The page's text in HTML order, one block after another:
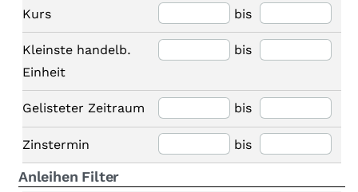
Kurs bis
Kleinste handelb.
Einheit
bis
Gelisteter Zeitraum bis
Zinstermin bis
Anleihen Filter